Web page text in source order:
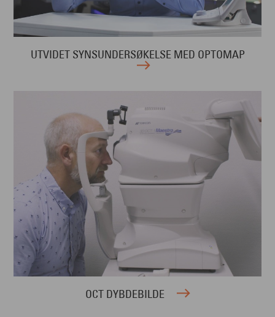
UTVIDET SYNSUNDERSØKELSE MED OPTOMAP
OCT DYBDEBILDE